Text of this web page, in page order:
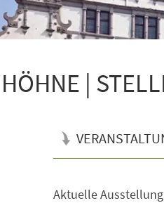
|
Aktuelle